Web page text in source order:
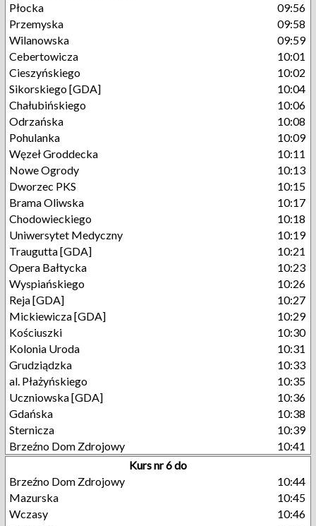
Płocka
09:56
Przemyska
09:58
Wilanowska
09:59
Cebertowicza
10:01
Cieszyńskiego
10:02
Sikorskiego [GDA]
10:04
Chałubińskiego
10:06
Odrzańska
10:08
Pohulanka
10:09
Węzeł Groddecka
10:11
Nowe Ogrody
10:13
Dworzec PKS
10:15
Brama Oliwska
10:17
Chodowieckiego
10:18
Uniwersytet Medyczny
10:19
Traugutta [GDA]
10:21
Opera Bałtycka
10:23
Wyspiańskiego
10:26
Reja [GDA]
10:27
Mickiewicza [GDA]
10:29
Kościuszki
10:30
Kolonia Uroda
10:31
Grudziądzka
10:33
al. Płażyńskiego
10:35
Uczniowska [GDA]
10:36
Gdańska
10:38
Sternicza
10:39
Brzeźno Dom Zdrojowy
10:41
Kurs nr 6 do
Brzeźno Dom Zdrojowy
10:44
Mazurska
10:45
Wczasy
10:46